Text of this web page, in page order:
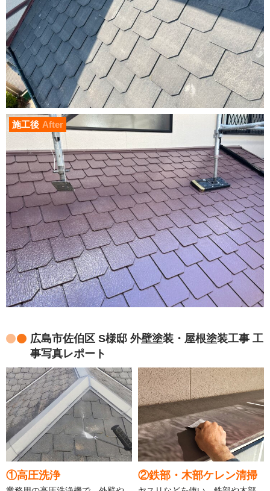
施工後 After
広島市佐伯区 S様邸 外壁塗装・屋根塗装工事 工
事写真レポート
①高圧洗浄 ②鉄部・木部ケレン清掃